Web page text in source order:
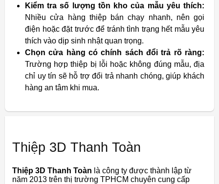
Kiểm tra số lượng tồn kho của mẫu yêu thích:
Nhiều cửa hàng thiệp bán chạy nhanh, nên gọi
điện hoặc đặt trước để tránh tình trạng hết mẫu yêu
thích vào dịp sinh nhật quan trọng.
Chọn cửa hàng có chính sách đổi trả rõ ràng:
Trường hợp thiệp bị lỗi hoặc không đúng mẫu, địa
chỉ uy tín sẽ hỗ trợ đổi trả nhanh chóng, giúp khách
hàng an tâm khi mua.
Thiệp 3D Thanh Toàn
Thiệp 3D Thanh Toàn là công ty được thành lập từ
năm 2013 trên thị trường TPHCM chuyên cung cấp